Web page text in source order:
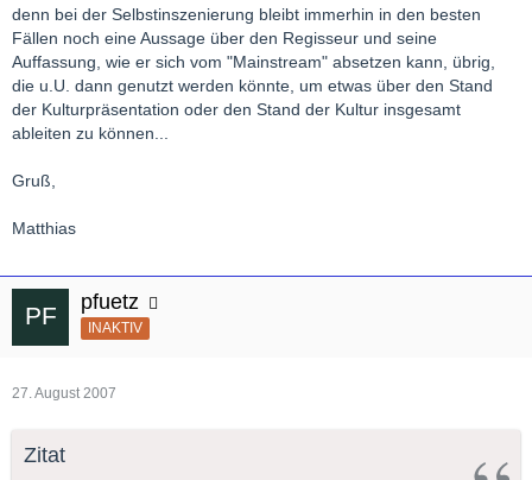
sind, sind sie nutzlos.
Und noch eine Anmerkung am Rande: Werktreue
Inszenierungen gehen meiner Erfahrung nach meist mit einer
sehr schlechten Personenführung einher. Es hat oft den
Eindruck, dass die Regie sich auf schöne Bild verlässt – mir
denn bei der Selbstinszenierung bleibt immerhin in den besten
Fällen noch eine Aussage über den Regisseur und seine
Auffassung, wie er sich vom "Mainstream" absetzen kann, übrig,
die u.U. dann genutzt werden könnte, um etwas über den Stand
der Kulturpräsentation oder den Stand der Kultur insgesamt
ableiten zu können...
Gruß,
Matthias
pfuetz
INAKTIV
27. August 2007
Zitat